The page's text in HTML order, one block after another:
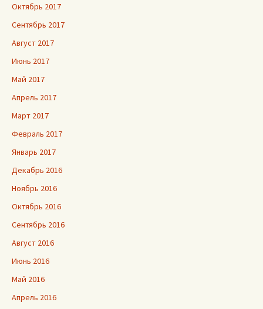
Октябрь 2017
Сентябрь 2017
Август 2017
Июнь 2017
Май 2017
Апрель 2017
Март 2017
Февраль 2017
Январь 2017
Декабрь 2016
Ноябрь 2016
Октябрь 2016
Сентябрь 2016
Август 2016
Июнь 2016
Май 2016
Апрель 2016